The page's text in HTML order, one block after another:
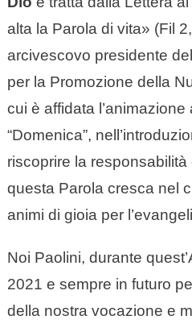
alta la Parola di vita» (Fil
arcivescovo presidente
per la Promozione della
cui è affidata
“Domenica”,
riscoprire la
questa Parola cresca nel
animi di gioia per
Noi Paolini, durante
2021 e sempre in futuro
della nostra vocazione e